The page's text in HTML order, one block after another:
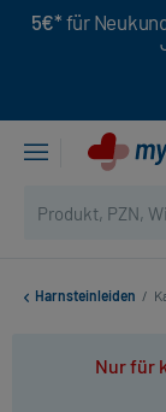
5€* für
Harnsteinleiden /
Nur für